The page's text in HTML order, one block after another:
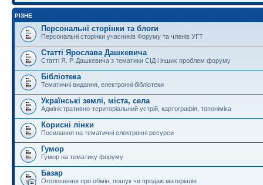
РІЗНЕ
Персональні сторінки та блоги
Персональні сторінки учасників Форуму та членів УГТ
Статті Ярослава Дашкевича
Статті Я. Р. Дашкевича з тематики СІД і інших проблем форуму
Бібліотека
Тематичні видання, електронні бібліотеки
Українські землі, міста, села
Адміністративно-територіальний устрій, картографія, топоніміка
Корисні лінки
Посилання на тематичні електронні ресурси
Гумор
Гумор на тематику форуму
Базар
Оголошення про обмін, пошук чи продаж матеріалів